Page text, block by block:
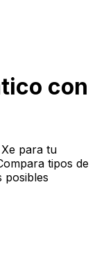
con
para tu
tipos de
posibles